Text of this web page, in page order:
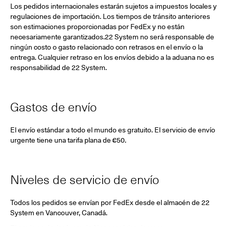
Los pedidos internacionales estarán sujetos a impuestos locales y
regulaciones de importación. Los tiempos de tránsito anteriores
son estimaciones proporcionadas por FedEx y no están
necesariamente garantizados.22 System no será responsable de
ningún costo o gasto relacionado con retrasos en el envío o la
entrega. Cualquier retraso en los envíos debido a la aduana no es
responsabilidad de 22 System.
Gastos de envío
El envío estándar a todo el mundo es gratuito. El servicio de envío
urgente tiene una tarifa plana de€50.
Niveles de servicio de envío
Todos los pedidos se envían por FedEx desde el almacén de 22
System en Vancouver, Canadá.